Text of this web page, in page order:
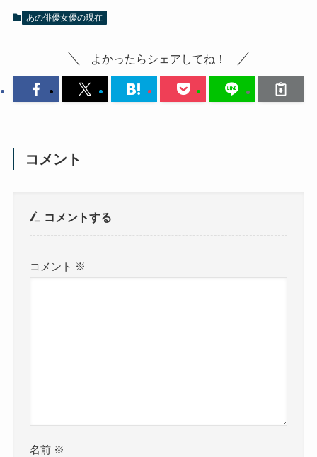
あの俳優女優の現在
よかったらシェアしてね！
コメント
コメントする
コメント ※
名前 ※